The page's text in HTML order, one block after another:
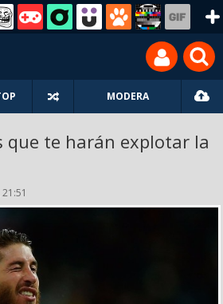
MODERA
que te harán explotar la